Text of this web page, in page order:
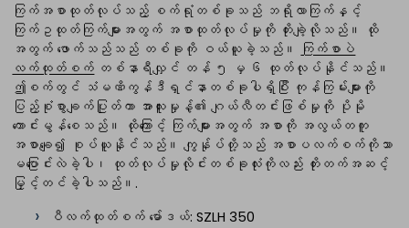
ကြက်အစာထုတ်လုပ်သည့် စက်ရုံတစ်ခုသည် ဘရိုလာကြက်နှင့်
ကြက်ဥထုတ်ကြက်များအတွက် အစာထုတ်လုပ်မှုကို တိုးချဲ့လိုသည်။ ထို
အတွက် ဖောက်သည်သည် တစ်ခုကို ဝယ်ယူခဲ့သည်။
ကြက်စာပဲ
လက်ထုတ်စက် တစ်နာရီလျှင် တန် ၅ မှ ၆ ထုတ်လုပ်နိုင်သည်။
ဤစက်တွင် သံမဏိကွန်ဒီရှင်နာတစ်ခုပါရှိပြီး ကုန်ကြမ်းများကို
ပြည့်စုံစွာချက်ပြုတ်ကာ အာလူးမှုန့်၏ ဂျယ်လီတင်းဖြစ်မှုကို ပိုမို
ကောင်းမွန်စေသည်။ ထိုကြောင့် ကြက်များအတွက် အစာကို အလွယ်တကူ
အစာချေ၍ စုပ်ယူနိုင်သည်။ ကျွန်ုပ်တို့သည် အစာပလက်စက်ကိုသာ
မပြောင်းလဲခဲ့ပါ၊ ထုတ်လုပ်မှုလိုင်းတစ်ခုလုံးကိုလည်း တိုးတက်အဆင့်
မြှင့်တင်ခဲ့ပါသည်။.
ပီလက်ထုတ်စက် မော်ဒယ်: SZLH 350